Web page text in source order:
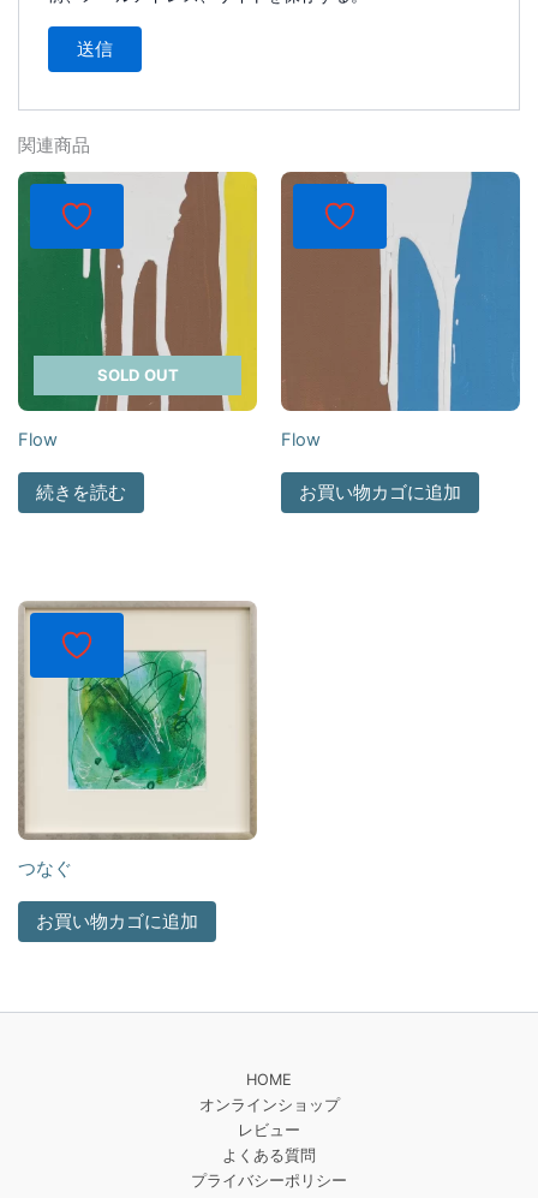
関連商品
SOLD OUT
Flow
続きを読む
Flow
お買い物カゴに追加
つなぐ
お買い物カゴに追加
HOME
オンラインショップ
レビュー
よくある質問
プライバシーポリシー